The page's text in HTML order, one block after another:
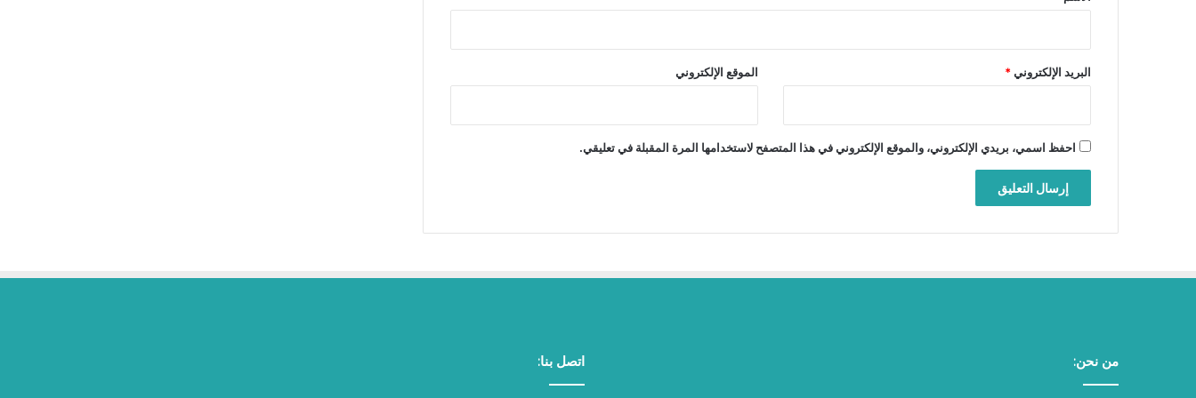
البريد الإلكتروني* الموقع الإلكتروني
احفظ اسمي، بريدي الإلكتروني، والموقع الإلكتروني في هذا المتصفح لاستخدامها المرة المقبلة في تعليقي.
من نحن: اتصل بنا: